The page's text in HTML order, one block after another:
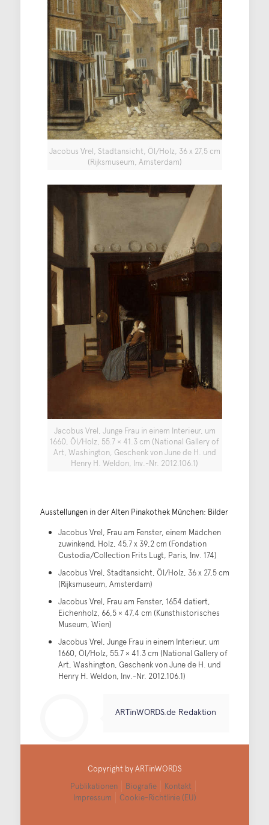
Jacobus Vrel, Stadtansicht, Öl/Holz, 36 x 27,5 cm
(Rijksmuseum, Amsterdam)
Jacobus Vrel, Junge Frau in einem Interieur, um
1660, Öl/Holz, 55.7 × 41.3 cm (National Gallery of
Art, Washington, Geschenk von June de H. und
Henry H. Weldon, Inv.-Nr. 2012.106.1)
Ausstellungen in der Alten Pinakothek München: Bilder
Jacobus Vrel, Frau am Fenster, einem Mädchen
zuwinkend, Holz, 45,7 x 39,2 cm (Fondation
Custodia/Collection Frits Lugt, Paris, Inv. 174)
Jacobus Vrel, Stadtansicht, Öl/Holz, 36 x 27,5 cm
(Rijksmuseum, Amsterdam)
Jacobus Vrel, Frau am Fenster, 1654 datiert,
Eichenholz, 66,5 × 47,4 cm (Kunsthistorisches
Museum, Wien)
Jacobus Vrel, Junge Frau in einem Interieur, um
1660, Öl/Holz, 55.7 × 41.3 cm (National Gallery of
Art, Washington, Geschenk von June de H. und
Henry H. Weldon, Inv.-Nr. 2012.106.1)
ARTinWORDS.de Redaktion
Copyright by ARTinWORDS
Publikationen
Biografie
Kontakt
Impressum
Cookie-Richtlinie (EU)